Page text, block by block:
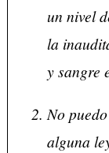
un nivel
la
y sangre
No
alguna